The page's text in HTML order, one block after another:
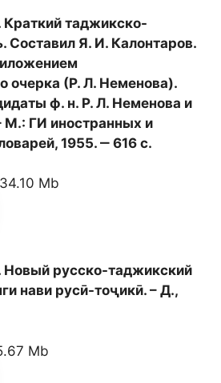
Краткий таджикско-
Составил Я. И. Калонтаров.
очерка (Р. Л. Неменова).
ф. н. Р. Л. Неменова и
ГИ иностранных и
1955. ‒ 616 с.
Mb
Новый русско-таджикский
нави русӣ-тоҷикӣ. – Д.,
Mb